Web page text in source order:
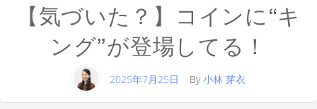
【気づいた？】コインに“キ
ング”が登場してる！
2025年7月25日 By小林 芽衣